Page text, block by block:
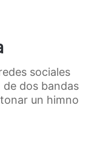
sociales
de dos bandas
un himno